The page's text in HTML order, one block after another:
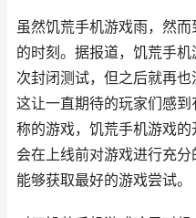
虽然饥荒手机游戏雨，然
的时刻。据报道，饥荒手
次封闭测试，但之后就再也
这让一直期待的玩家们感
称的游戏，饥荒手机游戏
会在上线前对游戏进行充
能够获取最好的游戏尝试。